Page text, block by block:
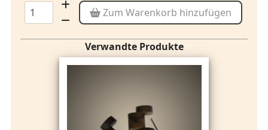
Zum Warenkorb hinzufügen
Verwandte Produkte